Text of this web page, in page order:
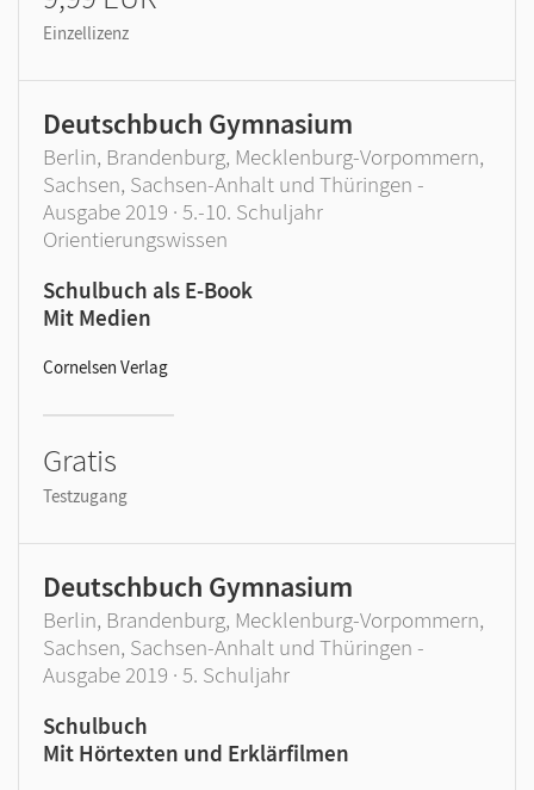
Einzellizenz
Deutschbuch Gymnasium
Berlin, Brandenburg, Mecklenburg-Vorpommern,
Sachsen, Sachsen-Anhalt und Thüringen -
Ausgabe 2019 · 5.-10. Schuljahr
Orientierungswissen
Schulbuch als E-Book
Mit Medien
Cornelsen Verlag
Gratis
Testzugang
Deutschbuch Gymnasium
Berlin, Brandenburg, Mecklenburg-Vorpommern,
Sachsen, Sachsen-Anhalt und Thüringen -
Ausgabe 2019 · 5. Schuljahr
Schulbuch
Mit Hörtexten und Erklärfilmen